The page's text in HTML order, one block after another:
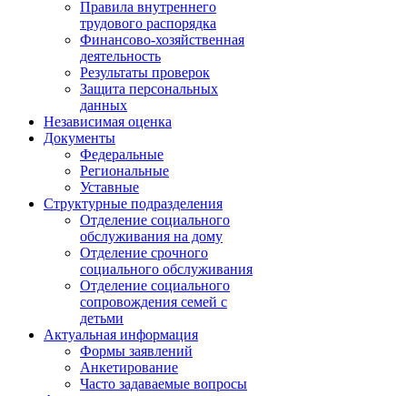
Правила внутреннего
трудового распорядка
Финансово-хозяйственная
деятельность
Результаты проверок
Защита персональных
данных
Независимая оценка
Документы
Федеральные
Региональные
Уставные
Структурные подразделения
Отделение социального
обслуживания на дому
Отделение срочного
социального обслуживания
Отделение социального
сопровождения семей с
детьми
Актуальная информация
Формы заявлений
Анкетирование
Часто задаваемые вопросы